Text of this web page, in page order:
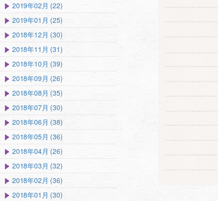
2019年02月 (22)
2019年01月 (25)
2018年12月 (30)
2018年11月 (31)
2018年10月 (39)
2018年09月 (26)
2018年08月 (35)
2018年07月 (30)
2018年06月 (38)
2018年05月 (36)
2018年04月 (26)
2018年03月 (32)
2018年02月 (36)
2018年01月 (30)